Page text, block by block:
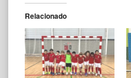
Relacionado